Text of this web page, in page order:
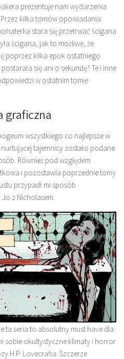
prezentuje nam wydarzenia
kilka tomów opowiadania
stara się przetrwać ścigana
ścigana, jak to możliwe, że
poprzez kilka epok ostatniego
się ani o sekundę? Te i inne
w ostatnim tomie
graficzna
wszystkiego co najlepsze w
tajemnicy zostało podane
Również pod względem
i pozostawia poprzednie tomy
przypadł mi sposób
z Nicholasem.
ta seria to absolutny must have dla
sobie okultystyczne klimaty i horror
H.P. Lovecrafta. Szczerze